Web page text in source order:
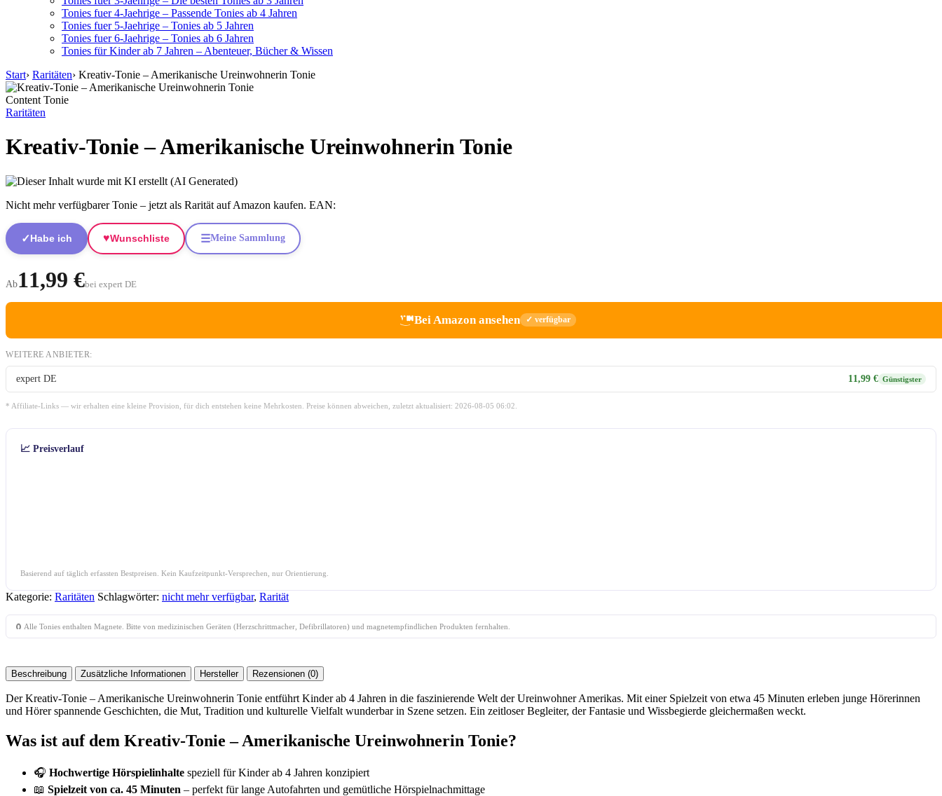
Tonies fuer 4-Jaehrige – Passende Tonies ab 4 Jahren
Tonies fuer 5-Jaehrige – Tonies ab 5 Jahren
Tonies fuer 6-Jaehrige – Tonies ab 6 Jahren
Tonies für Kinder ab 7 Jahren – Abenteuer, Bücher & Wissen
Start› Raritäten› Kreativ-Tonie – Amerikanische Ureinwohnerin Tonie
Content Tonie
Raritäten
Kreativ-Tonie – Amerikanische Ureinwohnerin Tonie
Nicht mehr verfügbarer Tonie – jetzt als Rarität auf Amazon kaufen. EAN:
✓Habe ich ♥Wunschliste ☰Meine Sammlung
Ab11,99 €bei expert DE
Bei Amazon ansehen ✓ verfügbar
WEITERE ANBIETER:
expert DE 11,99 € Günstigster
* Affiliate-Links — wir erhalten eine kleine Provision, für dich entstehen keine Mehrkosten. Preise können abweichen, zuletzt aktualisiert: 2026-08-05 06:02.
📈 Preisverlauf
Basierend auf täglich erfassten Bestpreisen. Kein Kaufzeitpunkt-Versprechen, nur Orientierung.
Kategorie: Raritäten Schlagwörter: nicht mehr verfügbar, Rarität
🧲 Alle Tonies enthalten Magnete. Bitte von medizinischen Geräten (Herzschrittmacher, Defibrillatoren) und magnetempfindlichen Produkten fernhalten.
Beschreibung Zusätzliche Informationen Hersteller Rezensionen (0)
Der Kreativ-Tonie – Amerikanische Ureinwohnerin Tonie entführt Kinder ab 4 Jahren in die faszinierende Welt der Ureinwohner Amerikas. Mit einer Spielzeit von etwa 45 Minuten erleben junge Hörerinnen
und Hörer spannende Geschichten, die Mut, Tradition und kulturelle Vielfalt wunderbar in Szene setzen. Ein zeitloser Begleiter, der Fantasie und Wissbegierde gleichermaßen weckt.
Was ist auf dem Kreativ-Tonie – Amerikanische Ureinwohnerin Tonie?
🎧 Hochwertige Hörspielinhalte speziell für Kinder ab 4 Jahren konzipiert
📖 Spielzeit von ca. 45 Minuten – perfekt für lange Autofahrten und gemütliche Hörspielnachmittage